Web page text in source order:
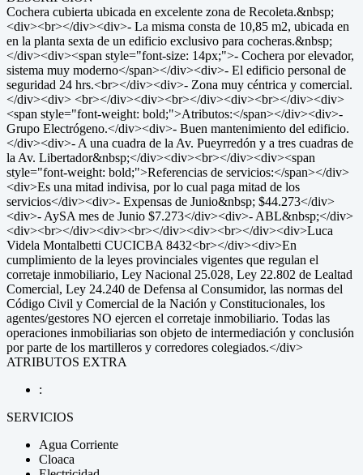
Cochera cubierta ubicada en excelente zona de Recoleta.&nbsp;
<div><br></div><div>- La misma consta de 10,85 m2, ubicada en
en la planta sexta de un edificio exclusivo para cocheras.&nbsp;
</div><div><span style="font-size: 14px;">- Cochera por elevador,
sistema muy moderno</span></div><div>- El edificio personal de
seguridad 24 hrs.<br></div><div>- Zona muy céntrica y comercial.
</div><div> <br></div><div><br></div><div><br></div><div>
<span style="font-weight: bold;">Atributos:</span></div><div>-
Grupo Electrógeno.</div><div>- Buen mantenimiento del edificio.
</div><div>- A una cuadra de la Av. Pueyrredón y a tres cuadras de
la Av. Libertador&nbsp;</div><div><br></div><div><span
style="font-weight: bold;">Referencias de servicios:</span></div>
<div>Es una mitad indivisa, por lo cual paga mitad de los
servicios</div><div>- Expensas de Junio&nbsp; $44.273</div>
<div>- AySA mes de Junio $7.273</div><div>- ABL&nbsp;</div>
<div><br></div><div><br></div><div><br></div><div>Luca
Videla Montalbetti CUCICBA 8432<br></div><div>En
cumplimiento de la leyes provinciales vigentes que regulan el
corretaje inmobiliario, Ley Nacional 25.028, Ley 22.802 de Lealtad
Comercial, Ley 24.240 de Defensa al Consumidor, las normas del
Código Civil y Comercial de la Nación y Constitucionales, los
agentes/gestores NO ejercen el corretaje inmobiliario. Todas las
operaciones inmobiliarias son objeto de intermediación y conclusión
por parte de los martilleros y corredores colegiados.</div>
ATRIBUTOS EXTRA
:
SERVICIOS
Agua Corriente
Cloaca